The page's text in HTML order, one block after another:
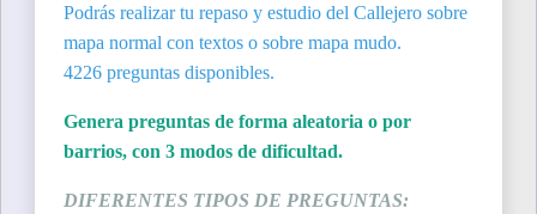
Podrás realizar tu repaso y estudio del Callejero sobre
mapa normal con textos o sobre mapa mudo.
4226 preguntas disponibles.
Genera preguntas de forma aleatoria o por
barrios, con 3 modos de dificultad.
DIFERENTES TIPOS DE PREGUNTAS: